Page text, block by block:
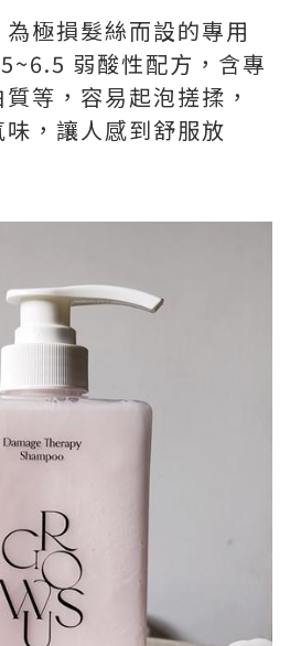
為極損髮絲而設的專用
弱酸性配方，含專
等，容易起泡搓揉，
，讓人感到舒服放